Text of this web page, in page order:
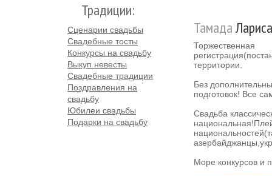
Традиции:
Сценарии свадьбы
Свадебные тосты
Конкурсы на свадьбу
Выкуп невесты
Свадебные традиции
Поздравления на
свадьбу
Юбилеи свадьбы
Подарки на свадьбу
ТамадаЛариса
Торжественная
территории.
Без
подготовок! Все
Свадьба
Море конкурсов и